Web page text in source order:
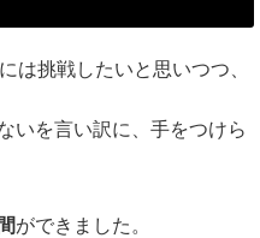
は挑戦したいと思いつつ、
いを言い訳に、手をつけら
ができました。